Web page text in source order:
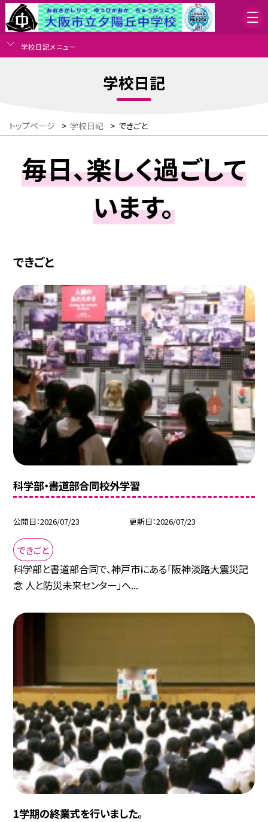
学校日記メニュー
学校日記
トップページ > 学校日記 > できごと
毎日、楽しく過ごして
います。
できごと
科学部・書道部合同校外学習
公開日 2026/07/23 更新日 2026/07/23
できごと
科学部と書道部合同で、神戸市にある「阪神淡路大震災記
念 人と防災未来センター」へ...
1学期の終業式を行いました。